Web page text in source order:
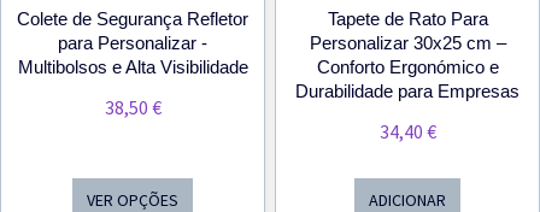
Colete de Segurança Refletor
para Personalizar -
Multibolsos e Alta Visibilidade
38,50 €
VER OPÇÕES
Tapete de Rato Para
Personalizar 30x25 cm –
Conforto Ergonómico e
Durabilidade para Empresas
34,40 €
ADICIONAR